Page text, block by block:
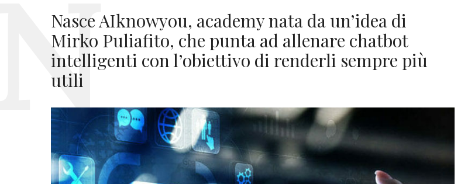
Nasce AIknowyou, academy nata da un’idea di
Mirko Puliafito, che punta ad allenare chatbot
intelligenti con l’obiettivo di renderli sempre più
utili